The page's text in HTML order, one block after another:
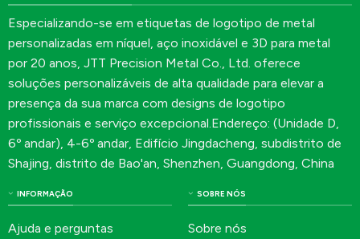
Especializando-se em etiquetas de logotipo de metal
personalizadas em níquel, aço inoxidável e 3D para metal
por 20 anos, JTT Precision Metal Co., Ltd. oferece
soluções personalizáveis de alta qualidade para elevar a
presença da sua marca com designs de logotipo
profissionais e serviço excepcional.Endereço: (Unidade D,
6º andar), 4-6º andar, Edifício Jingdacheng, subdistrito de
Shajing, distrito de Bao'an, Shenzhen, Guangdong, China
INFORMAÇÃO
Ajuda e perguntas
SOBRE NÓS
Sobre nós